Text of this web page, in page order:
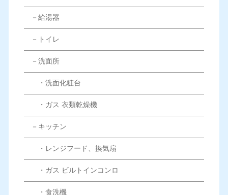
－給湯器
－トイレ
－洗面所
・洗面化粧台
・ガス 衣類乾燥機
－キッチン
・レンジフード、換気扇
・ガス ビルトインコンロ
・食洗機